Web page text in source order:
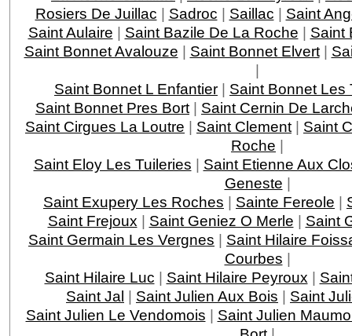
Rosiers De Juillac | Sadroc | Saillac | Saint
Saint Aulaire | Saint Bazile De La Roche | Saint
Saint Bonnet Avalouze | Saint Bonnet Elvert|
|
Saint Bonnet L Enfantier | Saint Bonnet Les
Saint Bonnet Pres Bort | Saint Cernin De
Saint Cirgues La Loutre | Saint Clement | Saint
Roche |
Saint Eloy Les Tuileries | Saint Etienne Aux
Geneste |
Saint Exupery Les Roches | Sainte Fereole |
Saint Frejoux | Saint Geniez O Merle | Saint
Saint Germain Les Vergnes | Saint Hilaire
Courbes |
Saint Hilaire Luc | Saint Hilaire Peyroux |
Saint Jal | Saint Julien Aux Bois | Saint
Saint Julien Le Vendomois | Saint Julien